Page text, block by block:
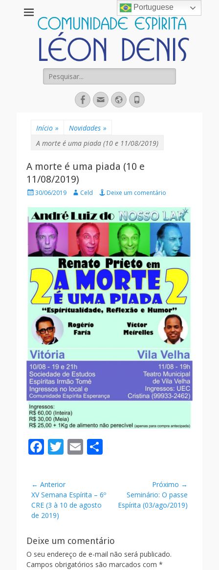
Comunidade
Espírita Léon
Denis
Pesquisar
por:
Facebook
EmailWebsiteFone
Início » Novidades »
A morte é uma piada (10 e 11/08/2019)
A morte é uma piada (10 e
11/08/2019)
Posted
30/06/2019 AutorCeld Deixe um comentário
F
e
b
o
o
k
T
itt
er
E
l e
Navegação
de
Post
← Anterior
Post
anterior:
XV Semana Espírita – 6º
CRE (3 à 10 de agosto
de 2019)
Próximo →
Próximo
post:
Seminário: O passe
Espírita (03/ago/2019)
Deixe um comentário
O seu endereço de e-mail não será publicado.
Campos obrigatórios são marcados com *
Portuguese